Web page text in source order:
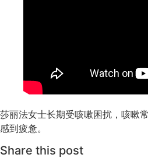
莎丽法女士长期受咳嗽困扰，咳嗽
感到疲惫。
Share this post